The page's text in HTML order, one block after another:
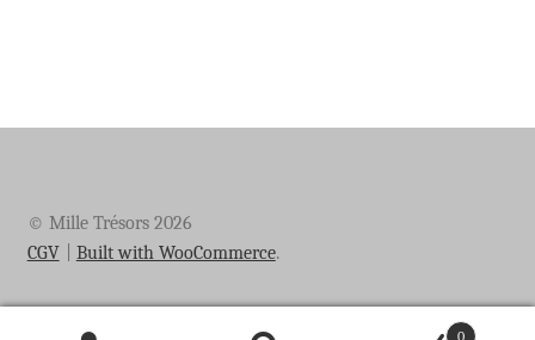
© Mille Trésors 2026
CGV
Built with WooCommerce.
0